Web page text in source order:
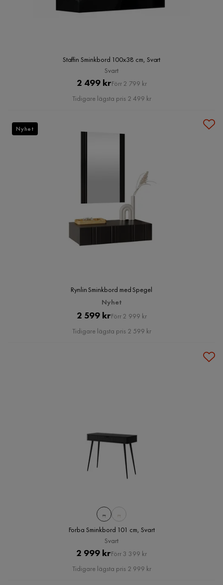
Staffin Sminkbord 100x38 cm, Svart
Svart
Pris
2 499 krOriginal
Pris
Förr 2 799 kr
Tidigare lägsta pris 2 499 kr
Rynlin Sminkbord med Spegel
Nyhet
Pris
2 599 krOriginal
Pris
Förr 2 999 kr
Tidigare lägsta pris 2 599 kr
Nyhet
Forba Sminkbord 101 cm, Svart
Svart
Pris
2 999 krOriginal
Pris
Förr 3 399 kr
Tidigare lägsta pris 2 999 kr